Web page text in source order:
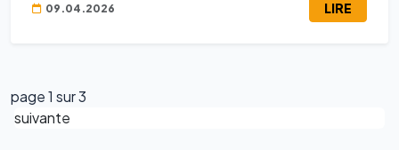
09.04.2026 LIRE
page 1 sur 3
suivante